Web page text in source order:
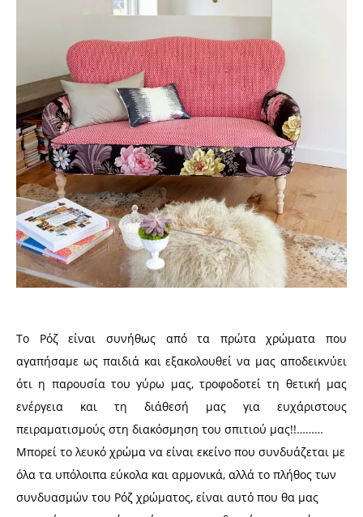
Το Ρόζ είναι συνήθως από τα πρώτα χρώματα που
αγαπήσαμε ως παιδιά και εξακολουθεί να μας αποδεικνύει
ότι η παρουσία του γύρω μας, τροφοδοτεί τη θετική μας
ενέργεια και τη διάθεσή μας για ευχάριστους
πειραματισμούς στη διακόσμηση του σπιτιού μας!!………
Μπορεί το λευκό χρώμα να είναι εκείνο που συνδυάζεται με
όλα τα υπόλοιπα εύκολα και αρμονικά, αλλά το πλήθος των
συνδυασμών του Ρόζ χρώματος, είναι αυτό που θα μας